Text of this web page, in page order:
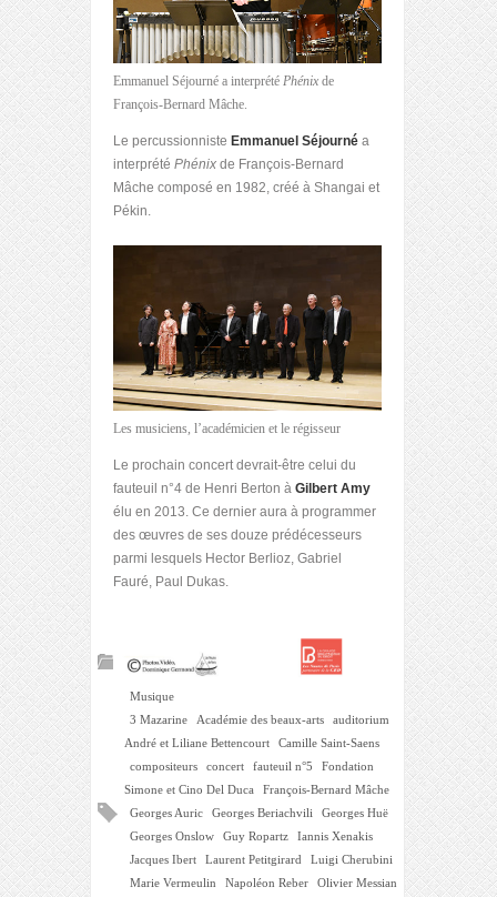
Emmanuel Séjourné a interprété Phénix de
François-Bernard Mâche.
Le percussionniste Emmanuel Séjourné a
interprété Phénix de François-Bernard
Mâche composé en 1982, créé à Shangai et
Pékin.
Les musiciens, l’académicien et le régisseur
Le prochain concert devrait-être celui du
fauteuil n°4 de Henri Berton à Gilbert Amy
élu en 2013. Ce dernier aura à programmer
des œuvres de ses douze prédécesseurs
parmi lesquels Hector Berlioz, Gabriel
Fauré, Paul Dukas.
Musique
3 Mazarine
Académie des beaux-arts
auditorium
André et Liliane Bettencourt
Camille Saint-Saens
compositeurs
concert fauteuil n°5
Fondation
Simone et Cino Del Duca
François-Bernard Mâche
Georges Auric
Georges Beriachvili
Georges Huë
Georges Onslow
Guy Ropartz
Iannis Xenakis
Jacques Ibert
Laurent Petitgirard
Luigi Cherubini
Marie Vermeulin
Napoléon Reber
Olivier Messian